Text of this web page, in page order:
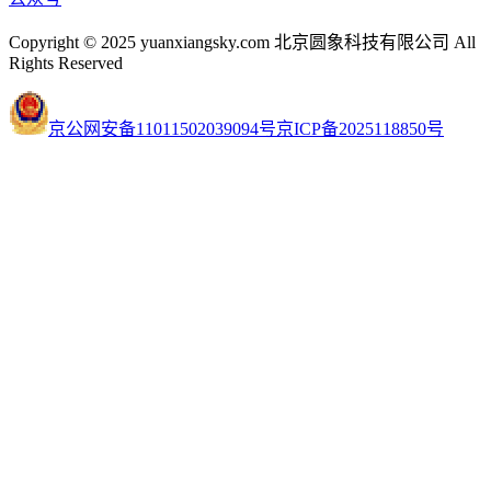
Copyright © 2025 yuanxiangsky.com 北京圆象科技有限公司 All
Rights Reserved
京公网安备11011502039094号京ICP备2025118850号